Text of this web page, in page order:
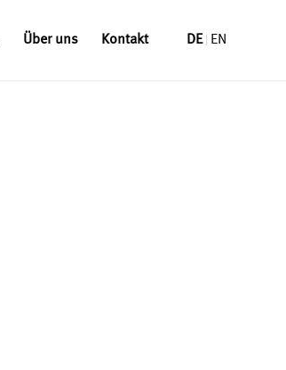
Über uns Kontakt DE EN